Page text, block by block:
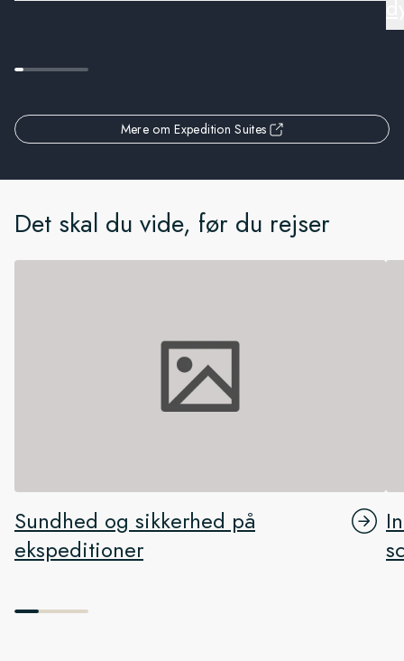
Mere om Expedition Suites
Det skal du vide, før du rejser
Sundhed og sikkerhed på
ekspeditioner